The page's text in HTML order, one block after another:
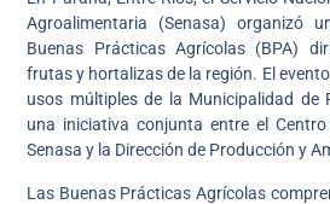
Agroalimentaria (Senasa) organizó
Buenas Prácticas Agrícolas (BPA)
frutas y hortalizas de la región. El
usos múltiples de la Municipalidad de
una iniciativa conjunta entre el Centro
Senasa y la Dirección de Producción y
Las Buenas Prácticas Agrícolas